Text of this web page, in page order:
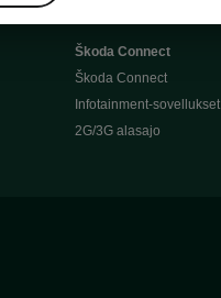
Škoda Connect
Škoda Connect
Infotainment-sovellukset
2G/3G alasajo